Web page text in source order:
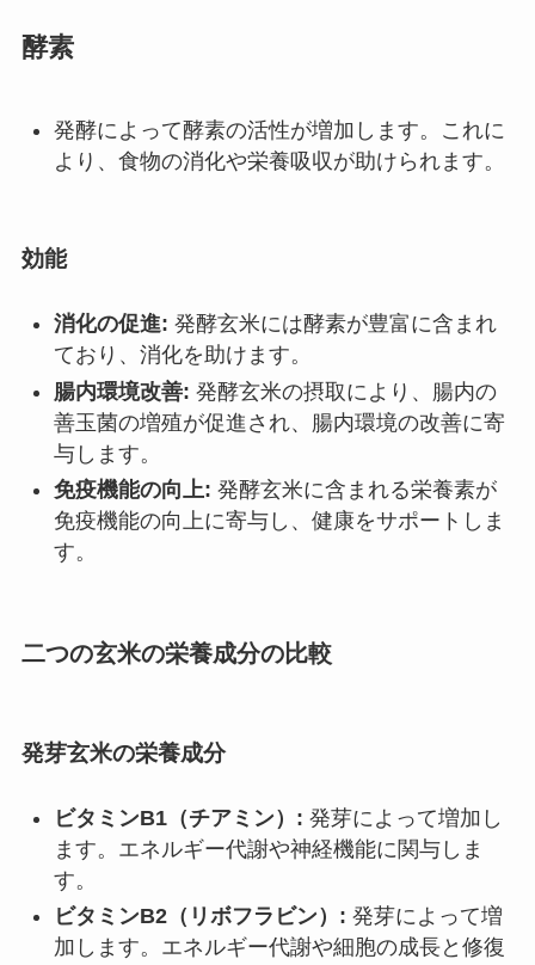
酵素
発酵によって酵素の活性が増加します。これに
より、食物の消化や栄養吸収が助けられます。
効能
消化の促進: 発酵玄米には酵素が豊富に含まれ
ており、消化を助けます。
腸内環境改善: 発酵玄米の摂取により、腸内の
善玉菌の増殖が促進され、腸内環境の改善に寄
与します。
免疫機能の向上: 発酵玄米に含まれる栄養素が
免疫機能の向上に寄与し、健康をサポートしま
す。
二つの玄米の栄養成分の比較
発芽玄米の栄養成分
ビタミンB1（チアミン）: 発芽によって増加し
ます。エネルギー代謝や神経機能に関与しま
す。
ビタミンB2（リボフラビン）: 発芽によって増
加します。エネルギー代謝や細胞の成長と修復